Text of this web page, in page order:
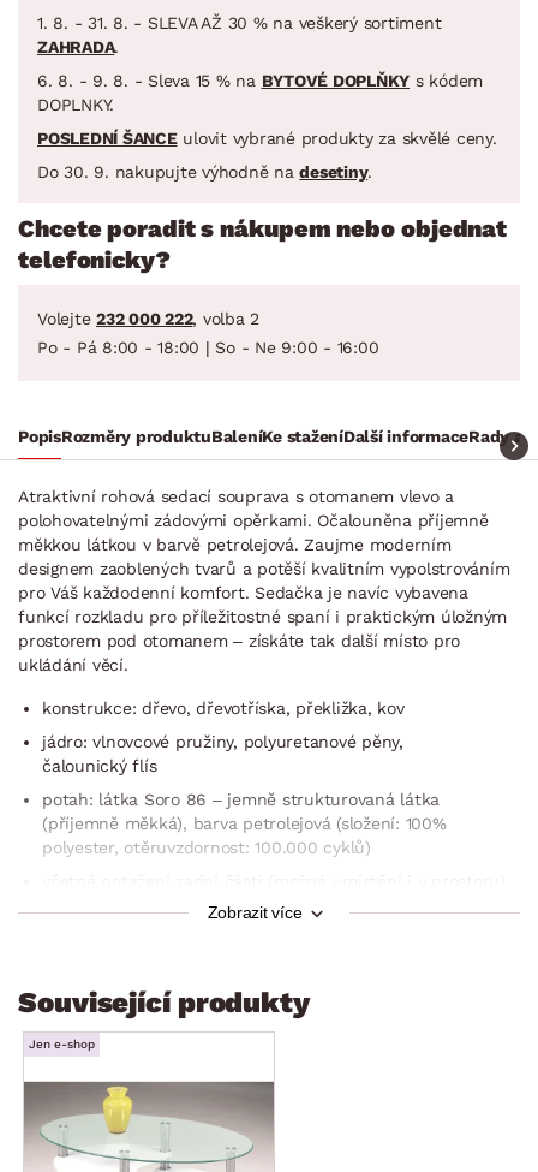
1. 8. - 31. 8. - SLEVA AŽ 30 % na veškerý sortiment
ZAHRADA.
6. 8. - 9. 8. - Sleva 15 % na BYTOVÉ DOPLŇKY s kódem
DOPLNKY.
POSLEDNÍ ŠANCEulovit vybrané produkty za skvělé ceny.
Do 30. 9. nakupujte výhodně nadesetiny.
Chcete poradit s nákupem nebo objednat
telefonicky?
Volejte 232 000 222, volba 2
Po - Pá 8:00 - 18:00 | So - Ne 9:00 - 16:00
PopisRozměry produktuBaleníKe staženíDalší informaceRady a
Atraktivní rohová sedací souprava s otomanem vlevo a
polohovatelnými zádovými opěrkami. Očalouněna příjemně
měkkou látkou v barvě petrolejová. Zaujme moderním
designem zaoblených tvarů a potěší kvalitním vypolstrováním
pro Váš každodenní komfort. Sedačka je navíc vybavena
funkcí rozkladu pro příležitostné spaní i praktickým úložným
prostorem pod otomanem – získáte tak další místo pro
ukládání věcí.
konstrukce: dřevo, dřevotříska, překližka, kov
jádro: vlnovcové pružiny, polyuretanové pěny,
čalounický flís
potah: látka Soro 86 – jemně strukturovaná látka
(příjemně měkká), barva petrolejová (složení: 100%
polyester, otěruvzdornost: 100.000 cyklů)
členitá optika sedací/opěrné části
pravá boční područka (zaoblený tvar, měkce vypolstrovaná)
sedák: středně měkký, prostorný
opěrák: středně měkký, komfortní vypolstrování bederní
5 x široká opěrka zad v horní části opěráku –
s polohovatelnou funkcí (nastavení libovolné polohy –
Zobrazit více
Související produkty
Jen e-shop